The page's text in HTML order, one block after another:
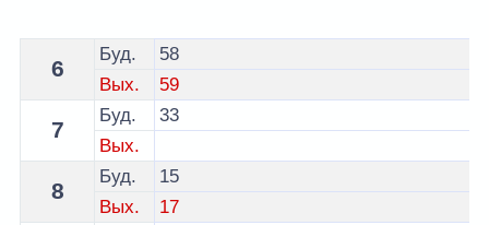
Расписание 7 автобуса Гомель - остановка ул.
6
Буд.
58
Вых.
59
7
Буд.
33
Вых.
8
Буд.
15
Вых.
17